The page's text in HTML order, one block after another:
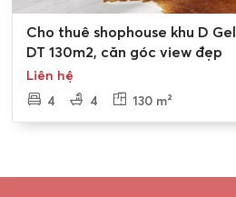
Cho thuê shophouse khu D
DT 130m2, căn góc view đẹp
Liên hệ
4
4 130 m²